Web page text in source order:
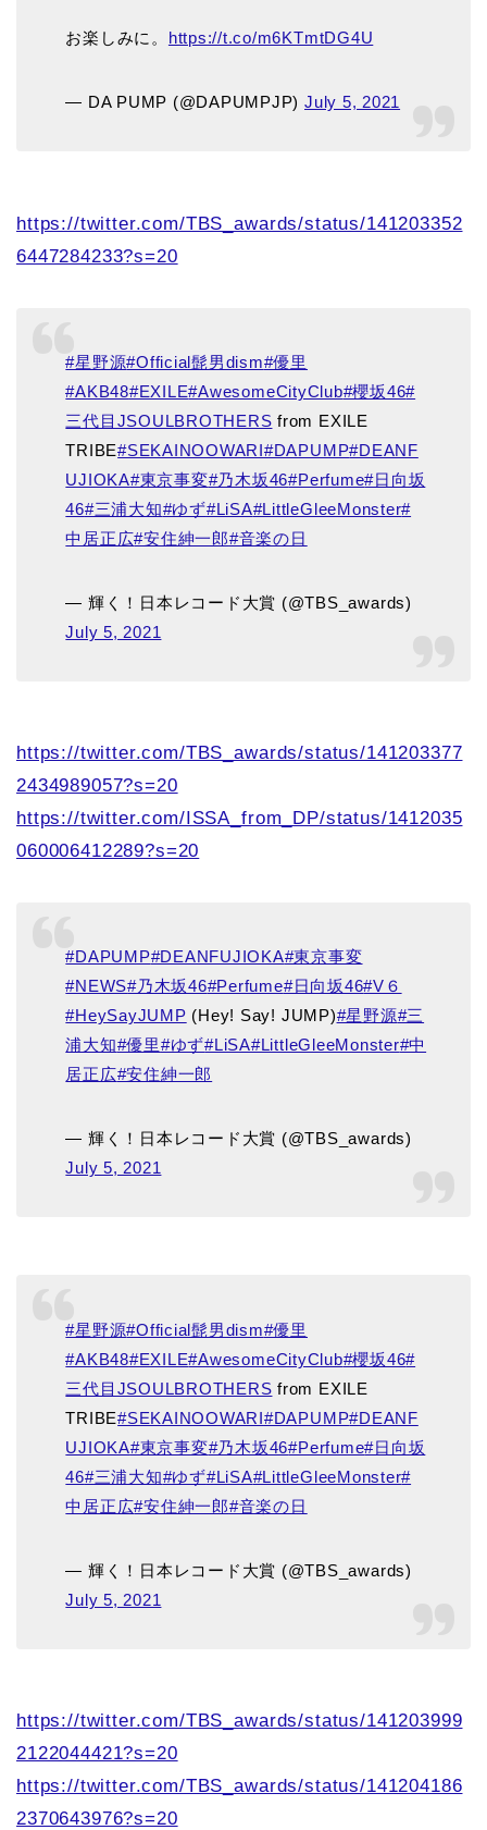
お楽しみに。 https://t.co/m6KTmtDG4U
— DA PUMP (@DAPUMPJP) July 5, 2021
https://twitter.com/TBS_awards/status/141203352
6447284233?s=20
#星野源#Official髭男dism#優里
#AKB48#EXILE#AwesomeCityClub#櫻坂46#
三代目JSOULBROTHERS from EXILE
TRIBE#SEKAINOOWARI#DAPUMP#DEANF
UJIOKA#東京事変#乃木坂46#Perfume#日向坂
46#三浦大知#ゆず#LiSA#LittleGleeMonster#
中居正広#安住紳一郎#音楽の日
— 輝く！日本レコード大賞 (@TBS_awards)
July 5, 2021
https://twitter.com/TBS_awards/status/141203377
2434989057?s=20
https://twitter.com/ISSA_from_DP/status/1412035
060006412289?s=20
#DAPUMP#DEANFUJIOKA#東京事変
#NEWS#乃木坂46#Perfume#日向坂46#V６
#HeySayJUMP (Hey! Say! JUMP)#星野源#三
浦大知#優里#ゆず#LiSA#LittleGleeMonster#中
居正広#安住紳一郎
— 輝く！日本レコード大賞 (@TBS_awards)
July 5, 2021
#星野源#Official髭男dism#優里
#AKB48#EXILE#AwesomeCityClub#櫻坂46#
三代目JSOULBROTHERS from EXILE
TRIBE#SEKAINOOWARI#DAPUMP#DEANF
UJIOKA#東京事変#乃木坂46#Perfume#日向坂
46#三浦大知#ゆず#LiSA#LittleGleeMonster#
中居正広#安住紳一郎#音楽の日
— 輝く！日本レコード大賞 (@TBS_awards)
July 5, 2021
https://twitter.com/TBS_awards/status/141203999
2122044421?s=20
https://twitter.com/TBS_awards/status/141204186
2370643976?s=20